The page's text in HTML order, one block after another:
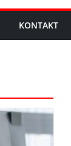
KONTAKT